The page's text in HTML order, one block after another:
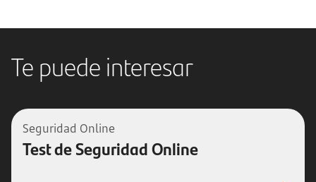
Te puede interesar
Seguridad Online
Test de Seguridad Online